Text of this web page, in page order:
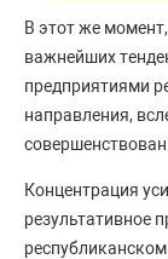
В этот же
важнейших
предприятиями
направления,
Концентрация
результативное